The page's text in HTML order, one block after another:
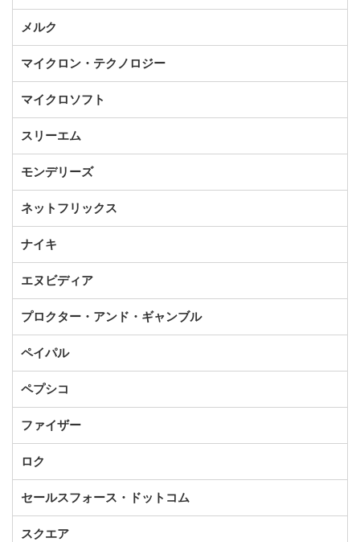
メルク
マイクロン・テクノロジー
マイクロソフト
スリーエム
モンデリーズ
ネットフリックス
ナイキ
エヌビディア
プロクター・アンド・ギャンブル
ペイパル
ペプシコ
ファイザー
ロク
セールスフォース・ドットコム
スクエア